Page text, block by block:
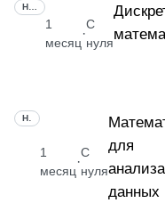
1
месяц
·
С
нуля
1
месяц
·
С
нуля
для
анализа
данных